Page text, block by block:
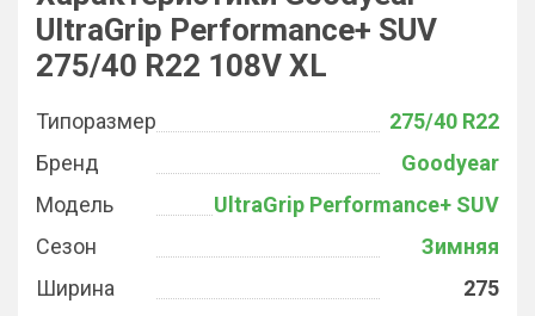
UltraGrip Performance+ SUV
275/40 R22 108V XL
Типоразмер
275/40 R22
Бренд
Goodyear
Модель
UltraGrip Performance+ SUV
Сезон
Зимняя
Ширина
275